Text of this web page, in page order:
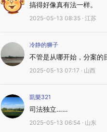
搞得好像真有法一样。
2025-05-13 08:35 · 江苏
冷静的狮子
不管是从哪开始，分案的
2025-05-13 07:17 · 山西
凱樂321
司法独立……
2025-05-13 06:54 · 山东